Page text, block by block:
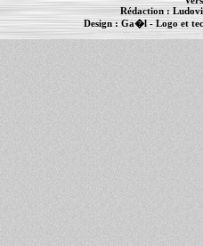
Rédaction :
Design :Ga�l- Logo et
Informations :